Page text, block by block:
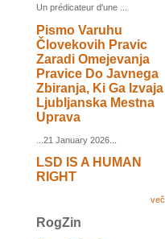
Un prédicateur d'une ...
Pismo Varuhu
Človekovih Pravic
Zaradi Omejevanja
Pravice Do Javnega
Zbiranja, Ki Ga Izvaja
Ljubljanska Mestna
Uprava
...21 January 2026...
LSD IS A HUMAN
RIGHT
več
RogZin